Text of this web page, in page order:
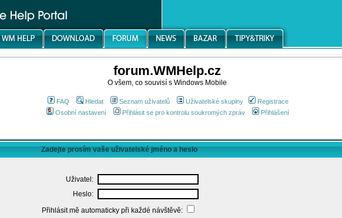
forum.WMHelp.cz
O všem, co souvisí s Windows Mobile
FAQ Hledat Seznam uživatelů Uživatelské skupiny
Registrace
Osobní nastavení
Přihlásit se pro kontrolu soukromých zpráv Přihlášení
Zadejte prosím vaše uživatelské jméno a heslo
Uživatel:
Heslo:
Přihlásit mě automaticky při každé návštěvě: